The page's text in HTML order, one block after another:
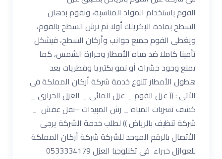
الفوم باستخدام المواد المناسبة، ونقوم بدهان
السطح بمادة الإكريلك أولا ثم نرش السطح بالفوم،
ويغطى الفوم جميع جوانب وأركان السطح، فيشكل
تأمينا كاملا ضد مياه الأمطار وحرارة الشمس، كما
يمنع وجود حشرات أو نمو بكتيريا وفطريات بعد
هطول الأمطار تتنوع خدمة شركة أركان المملكة فى
الاْتى : (( عزل الفوم _ عزل المائى _ العزل الحرارى _
كشف تسربات المياه _ رش المبيدات –نقل عفش _
شركة تنظيف بالرياض )) لطلب خدمة الشركة يرجى
الاْتصال بالرقم الموحد للشركة شركة أركان المملكة
للعوازل خبراء فى تكنلوجيا العزل 0533334179